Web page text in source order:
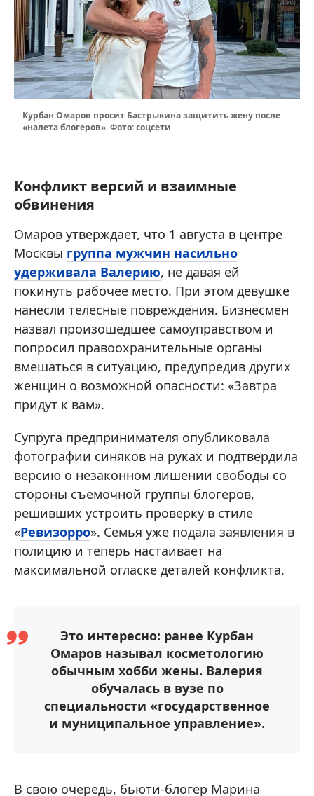
Курбан Омаров просит Бастрыкина защитить жену после
«налета блогеров». Фото: соцсети
Конфликт версий и взаимные
обвинения
Омаров утверждает, что 1 августа в центре
Москвы группа мужчин насильно
удерживала Валерию, не давая ей
покинуть рабочее место. При этом девушке
нанесли телесные повреждения. Бизнесмен
назвал произошедшее самоуправством и
попросил правоохранительные органы
вмешаться в ситуацию, предупредив других
женщин о возможной опасности: «Завтра
придут к вам».
Супруга предпринимателя опубликовала
фотографии синяков на руках и подтвердила
версию о незаконном лишении свободы со
стороны съемочной группы блогеров,
решивших устроить проверку в стиле
«Ревизорро». Семья уже подала заявления в
полицию и теперь настаивает на
максимальной огласке деталей конфликта.
Это интересно: ранее Курбан
Омаров называл косметологию
обычным хобби жены. Валерия
обучалась в вузе по
специальности «государственное
и муниципальное управление».
В свою очередь, бьюти-блогер Марина